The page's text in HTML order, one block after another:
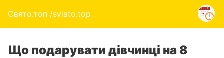
Свято.топ /sviato.top
Що подарувати дівчинці на 8